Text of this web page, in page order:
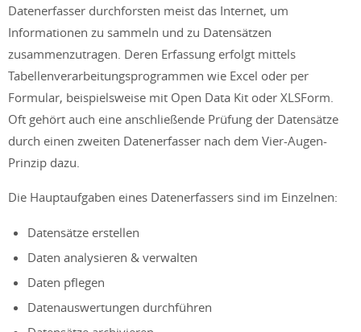
Datenerfasser durchforsten meist das Internet, um
Informationen zu sammeln und zu Datensätzen
zusammenzutragen. Deren Erfassung erfolgt mittels
Tabellenverarbeitungsprogrammen wie Excel oder per
Formular, beispielsweise mit Open Data Kit oder XLSForm.
Oft gehört auch eine anschließende Prüfung der Datensätze
durch einen zweiten Datenerfasser nach dem Vier-Augen-
Prinzip dazu.
Die Hauptaufgaben eines Datenerfassers sind im Einzelnen:
Datensätze erstellen
Daten analysieren & verwalten
Daten pflegen
Datenauswertungen durchführen